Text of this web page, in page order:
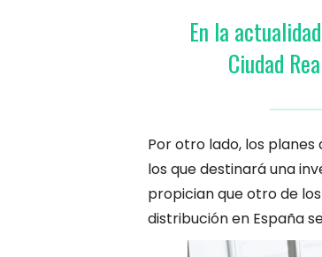
En la
Ciudad
Por otro lado, los
los que destinará una
propician que otro de
distribución en España